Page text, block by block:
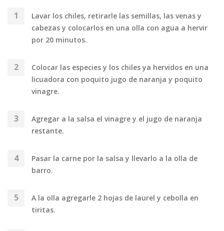
Lavar los chiles, retirarle las semillas, las venas y
cabezas y colocarlos en una olla con agua a hervir
por 20 minutos.
Colocar las especies y los chiles ya hervidos en una
licuadora con poquito jugo de naranja y poquito
vinagre.
Agregar a la salsa el vinagre y el jugo de naranja
restante.
Pasar la carne por la salsa y llevarlo a la olla de
barro.
A la olla agregarle 2 hojas de laurel y cebolla en
tiritas.